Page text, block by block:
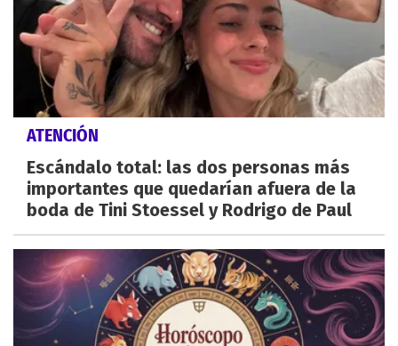
ATENCIÓN
Escándalo total: las dos personas más
importantes que quedarían afuera de la
boda de Tini Stoessel y Rodrigo de Paul